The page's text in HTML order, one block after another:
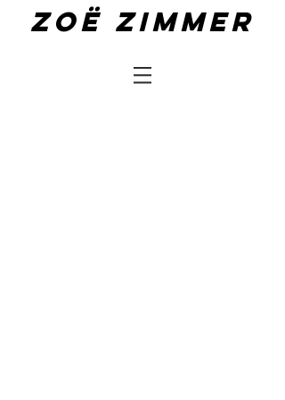
Zoë zimmer